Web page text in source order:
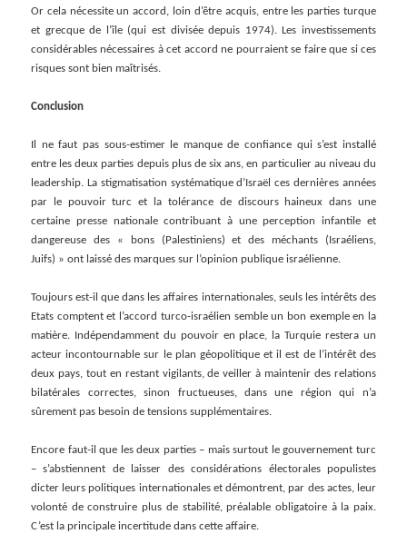
Or cela nécessite un accord, loin d’être acquis, entre les parties turque
et grecque de l’île (qui est divisée depuis 1974). Les investissements
considérables nécessaires à cet accord ne pourraient se faire que si ces
risques sont bien maîtrisés.
Conclusion
Il ne faut pas sous-estimer le manque de confiance qui s’est installé
entre les deux parties depuis plus de six ans, en particulier au niveau du
leadership. La stigmatisation systématique d’Israël ces dernières années
par le pouvoir turc et la tolérance de discours haineux dans une
certaine presse nationale contribuant à une perception infantile et
dangereuse des « bons (Palestiniens) et des méchants (Israéliens,
Juifs) » ont laissé des marques sur l’opinion publique israélienne.
Toujours est-il que dans les affaires internationales, seuls les intérêts des
Etats comptent et l’accord turco-israélien semble un bon exemple en la
matière. Indépendamment du pouvoir en place, la Turquie restera un
acteur incontournable sur le plan géopolitique et il est de l’intérêt des
deux pays, tout en restant vigilants, de veiller à maintenir des relations
bilatérales correctes, sinon fructueuses, dans une région qui n’a
sûrement pas besoin de tensions supplémentaires.
Encore faut-il que les deux parties – mais surtout le gouvernement turc
– s’abstiennent de laisser des considérations électorales populistes
dicter leurs politiques internationales et démontrent, par des actes, leur
volonté de construire plus de stabilité, préalable obligatoire à la paix.
C’est la principale incertitude dans cette affaire.